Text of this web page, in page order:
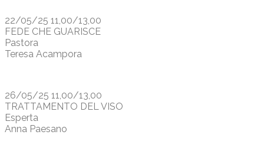
22/05/25 11,00/13,00
FEDE CHE GUARISCE
Pastora
Teresa Acampora
26/05/25 11,00/13,00
TRATTAMENTO DEL VISO
Esperta
Anna Paesano